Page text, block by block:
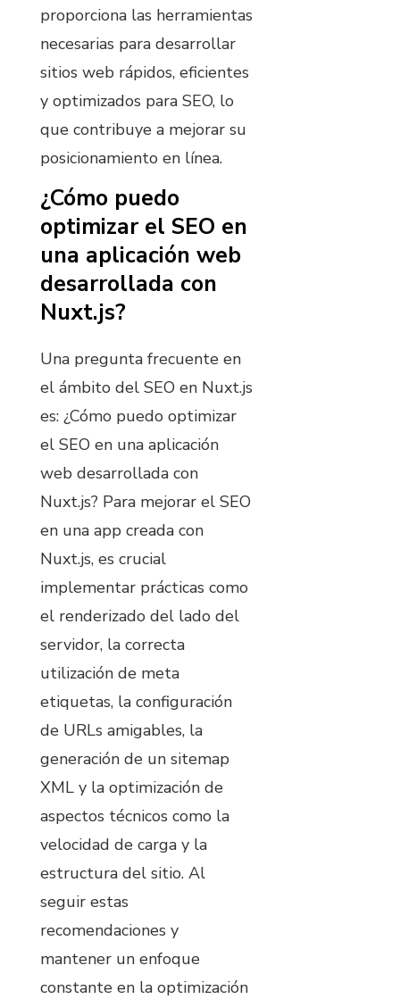
proporciona las herramientas
necesarias para desarrollar
sitios web rápidos, eficientes
y optimizados para SEO, lo
que contribuye a mejorar su
posicionamiento en línea.
¿Cómo puedo
optimizar el SEO en
una aplicación web
desarrollada con
Nuxt.js?
Una pregunta frecuente en
el ámbito del SEO en Nuxt.js
es: ¿Cómo puedo optimizar
el SEO en una aplicación
web desarrollada con
Nuxt.js? Para mejorar el SEO
en una app creada con
Nuxt.js, es crucial
implementar prácticas como
el renderizado del lado del
servidor, la correcta
utilización de meta
etiquetas, la configuración
de URLs amigables, la
generación de un sitemap
XML y la optimización de
aspectos técnicos como la
velocidad de carga y la
estructura del sitio. Al
seguir estas
recomendaciones y
mantener un enfoque
constante en la optimización